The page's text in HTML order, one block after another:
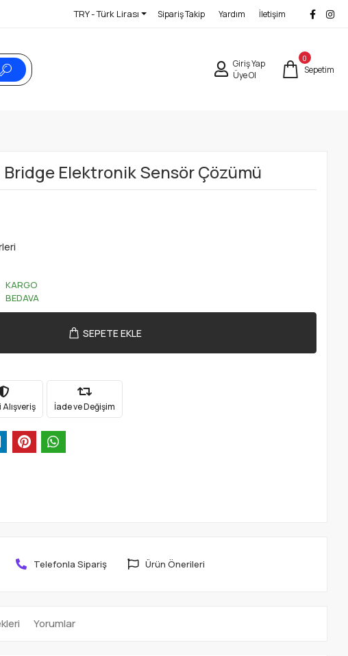
TRY - Türk Lirası Sipariş Takip Yardım İletişim
Giriş Yap
Üye Ol
0
Sepetim
Bridge Elektronik Sensör Çözümü
KARGO
BEDAVA
SEPETE EKLE
İade ve Değişim
Telefonla Sipariş Ürün Önerileri
Yorumlar